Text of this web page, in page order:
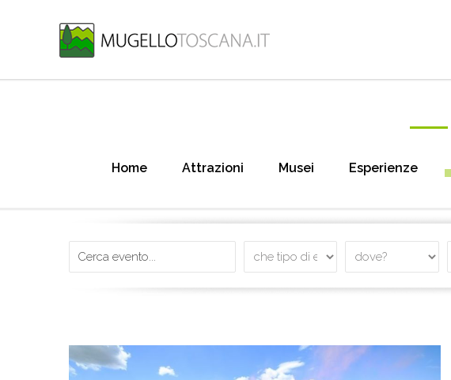
Home Attrazioni Musei Esperienze